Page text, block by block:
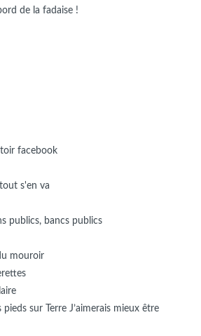
de la fadaise !
facebook
s'en va
publics, bancs publics
mouroir
pieds sur Terre J’aimerais mieux être